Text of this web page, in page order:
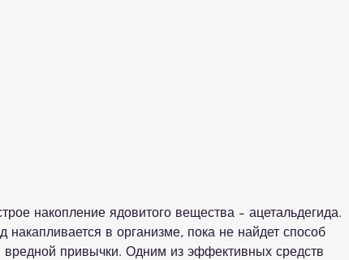
накапливается в организме, пока не найдет способ
вредной привычки. Одним из эффективных средств